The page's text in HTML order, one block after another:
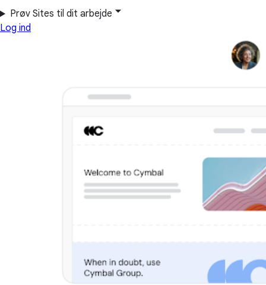
Prøv Sites til dit arbejde
Log ind